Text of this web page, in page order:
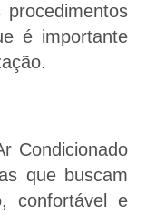
é importante
Condicionado
que buscam
confortável e